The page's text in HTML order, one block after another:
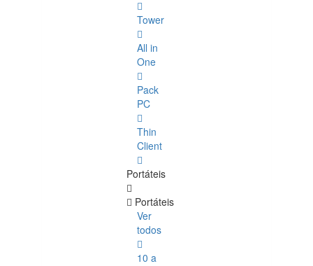
Tower
All in
One
Pack
PC
Thin
Client
Portáteis
Portáteis
Ver
todos
10 a